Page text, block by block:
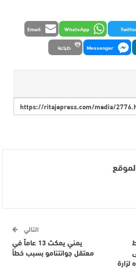
WhatsApp
Email
Messenger طباعة
لزارة
التالي
يمني يمكث 13 عاماً في
معتقل جوانتنامو بسبب خطأ